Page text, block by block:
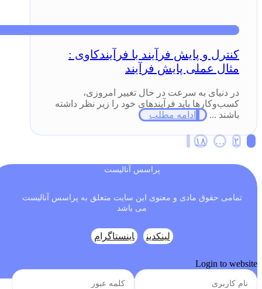
کنترل و پایش فرآیند با فرآیندکاوی :
مثال عملی پایش فرآیند
در دنیای به سرعت در حال تغییر امروزی،
کسب‌وکارها باید فرآیندهای خود را زیر نظر داشته
باشند ...
ادامه مطلب
Posts
۲ … ۱۸
پراسس آنالیست
تمامی حقوق مادی و معنوی این سایت متعلق به پراسس آنالیست
می باشد
لینکدین اینستاگرام
Login to website